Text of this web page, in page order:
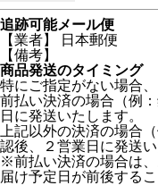
追跡可能メール便
【業者】 日本郵便
【備考】
商品発送のタイミング
特にご指定がない場合、
前払い決済の場合（例
日に発送いたします。
上記以外の決済の場
認後、２営業日に発送い
※前払い決済の場合は
届け予定日が前後する